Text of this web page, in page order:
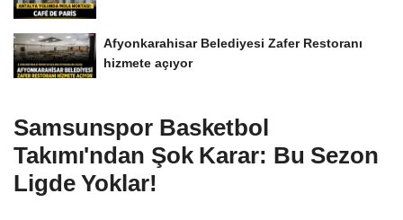
Afyonkarahisar Belediyesi Zafer Restoranı
hizmete açıyor
Samsunspor Basketbol
Takımı'ndan Şok Karar: Bu Sezon
Ligde Yoklar!